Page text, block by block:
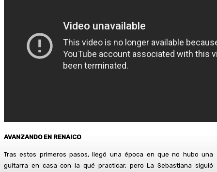
AVANZANDO EN RENAICO
Tras estos primeros pasos, llegó una época en que no hubo una
guitarra en casa con la qué practicar, pero La Sebastiana siguió